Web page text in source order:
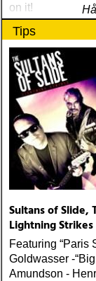
on it!
Tips
Sultans of Slide,
Lightning Strikes
Featuring “Paris
Goldwasser -
Amundson -